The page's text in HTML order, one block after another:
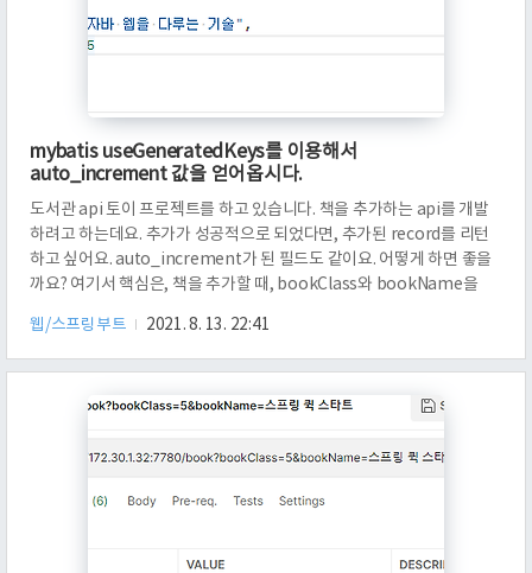
mybatis useGeneratedKeys를 이용해서
auto_increment 값을 얻어옵시다.
도서관 api 토이 프로젝트를 하고 있습니다. 책을 추가하는 api를 개발
하려고 하는데요. 추가가 성공적으로 되었다면, 추가된 record를 리턴
하고 싶어요. auto_increment가 된 필드도 같이요. 어떻게 하면 좋을
까요? 여기서 핵심은, 책을 추가할 때, bookClass와 bookName을
자동 증가되는 serial이기 때문입니다. 그냥 책 데이터가 추가되면, 자동
증가되는 값입니다. [관련글] postgresql serial이 무엇인지 간단하게
book 테이블에 책 레코드를 추가합니다. 만약에 추가가 성공하면,
웹/스프링부트 2021. 8. 13. 22:41